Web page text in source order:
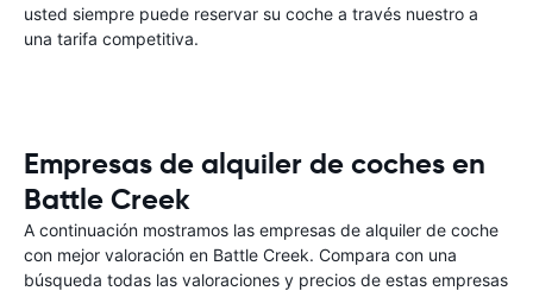
usted siempre puede reservar su coche a través nuestro a
una tarifa competitiva.
Empresas de alquiler de coches en
Battle Creek
A continuación mostramos las empresas de alquiler de coche
con mejor valoración en Battle Creek. Compara con una
búsqueda todas las valoraciones y precios de estas empresas